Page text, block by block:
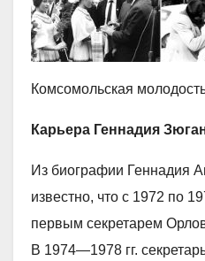
Комсомольская
Карьера Геннадия
Из биографии Геннадия
известно, что с 1972 по
первым секретарем
В 1974—1978 гг.